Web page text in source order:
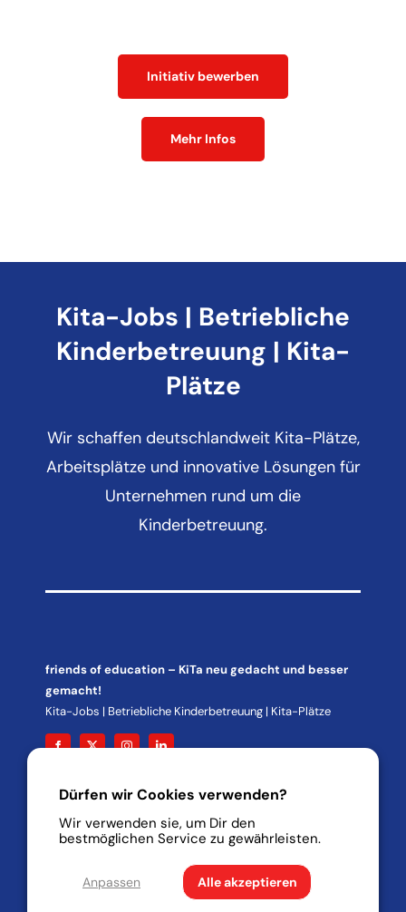
Initiativ bewerben
Mehr Infos
Kita-Jobs | Betriebliche
Kinderbetreuung | Kita-
Plätze
Wir schaffen deutschlandweit Kita-Plätze,
Arbeitsplätze und innovative Lösungen für
Unternehmen rund um die
Kinderbetreuung.
friends of education – KiTa neu gedacht und besser
gemacht!
Kita-Jobs | Betriebliche Kinderbetreuung | Kita-Plätze
info@friends-of-education.com
services for education GmbH
Hechtgraben 6 – 8
© 2024 Friends of Education
Dürfen wir Cookies verwenden?
Wir verwenden sie, um Dir den
bestmöglichen Service zu gewährleisten.
Anpassen Alle akzeptieren